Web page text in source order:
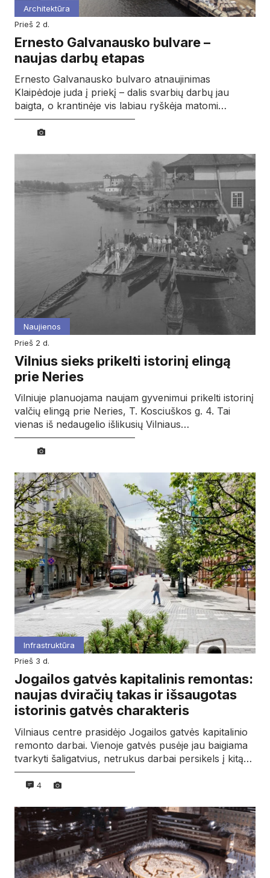
Architektūra
prieš 2 d.
Ernesto Galvanausko bulvare –
naujas darbų etapas
Ernesto Galvanausko bulvaro atnaujinimas
Klaipėdoje juda į priekį – dalis svarbių darbų jau
baigta, o krantinėje vis labiau ryškėja matomi…
Naujienos
prieš 2 d.
Vilnius sieks prikelti istorinį elingą
prie Neries
Vilniuje planuojama naujam gyvenimui prikelti istorinį
valčių elingą prie Neries, T. Kosciuškos g. 4. Tai
vienas iš nedaugelio išlikusių Vilniaus…
Infrastruktūra
prieš 3 d.
Jogailos gatvės kapitalinis remontas:
naujas dviračių takas ir išsaugotas
istorinis gatvės charakteris
Vilniaus centre prasidėjo Jogailos gatvės kapitalinio
remonto darbai. Vienoje gatvės pusėje jau baigiama
tvarkyti šaligatvius, netrukus darbai persikels į kitą…
4